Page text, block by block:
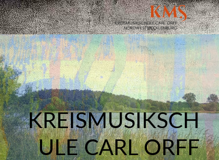
KREISMUSIKSCH
ULE CARL ORFF